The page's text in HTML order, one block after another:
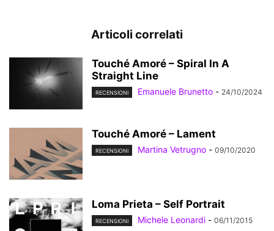
Articoli correlati
Touché Amoré – Spiral In A
Straight Line
RECENSIONI Emanuele Brunetto - 24/10/2024
Touché Amoré – Lament
RECENSIONI Martina Vetrugno - 09/10/2020
Loma Prieta – Self Portrait
RECENSIONI Michele Leonardi - 06/11/2015